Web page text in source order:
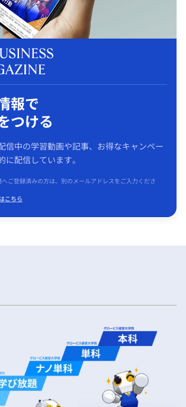
報で
つける
信中の学習動画や記事、お得なキャンペー
に配信しています。
へご登録済みの方は、別のメールアドレスをご入力くださ
こちら